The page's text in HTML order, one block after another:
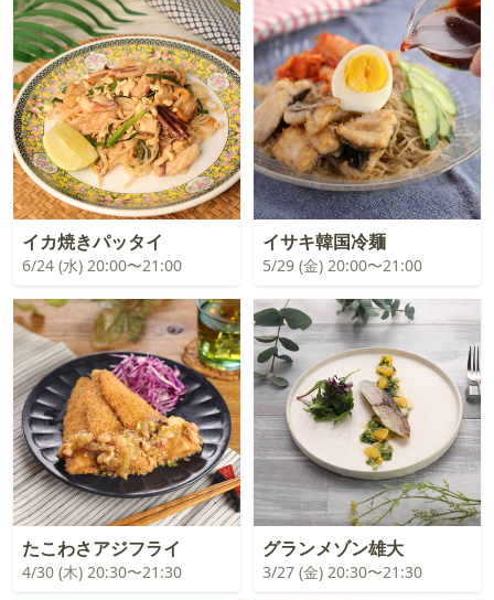
イカ焼きパッタイ
6/24 (水) 20:00〜21:00
イサキ韓国冷麺
5/29 (金) 20:00〜21:00
たこわさアジフライ
4/30 (木) 20:30〜21:30
グランメゾン雄大
3/27 (金) 20:30〜21:30